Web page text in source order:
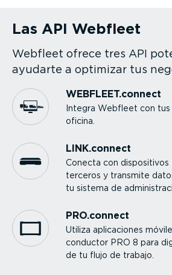
Las API Webfleet
Webfleet ofrece tres API
ayudarte a optimizar tus
WEBFLEET.connect
Integra Webfleet con tus
oficina.
LINK.connect
Conecta con
terceros y transmite
tu sistema de
PRO.connect
Utiliza aplica­ciones
conductor PRO 8 para
de tu flujo de trabajo.